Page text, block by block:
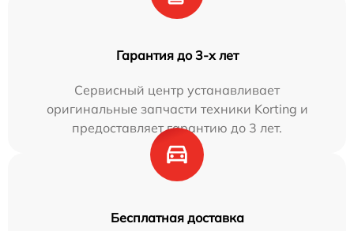
Гарантия до 3-х лет
Сервисный центр устанавливает
оригинальные запчасти техники Korting и
предоставляет гарантию до 3 лет.
Бесплатная доставка